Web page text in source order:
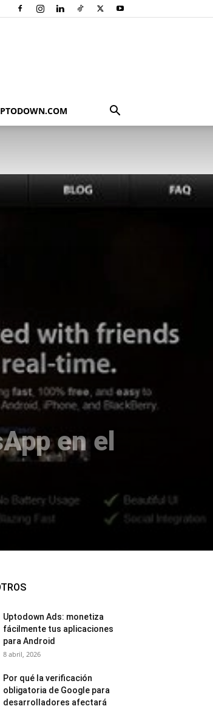
en el
Uptodown Ads: monetiza
fácilmente tus aplicaciones
para Android
8 abril, 2026
Por qué la verificación
obligatoria de Google para
desarrolladores afectará